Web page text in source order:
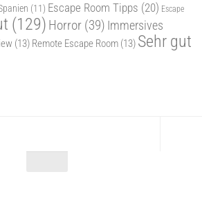
(11) Escape Room Tipps (20) Escape
(129) Horror (39) Immersives
(13) Remote Escape Room (13) Sehr gut